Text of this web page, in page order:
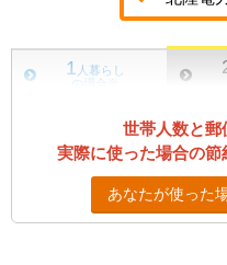
1 人暮らし
の場合
世帯人数と郵
実際に使った場合の節
あなたが使った